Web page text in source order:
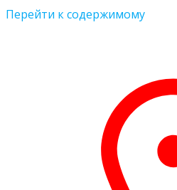
Перейти к содержимому